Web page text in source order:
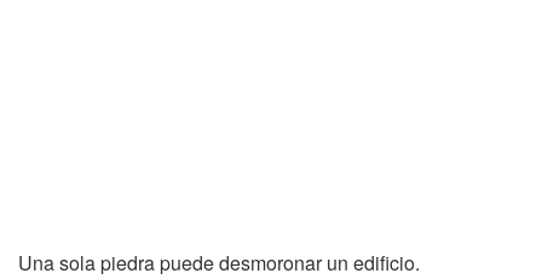
Una sola piedra puede desmoronar un edificio.